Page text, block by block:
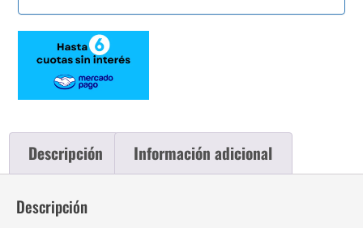
Descripción Información adicional
Descripción